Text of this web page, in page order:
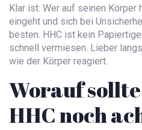
Klar ist: Wer auf seinen Körper
eingeht und sich bei
besten. HHC ist kein
schnell vermiesen. Lieber
wie der Körper reagiert.
Worauf
HHC noch